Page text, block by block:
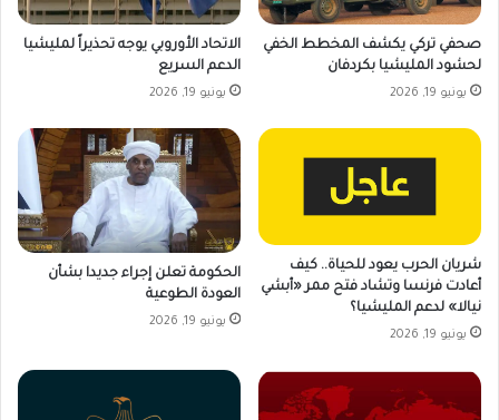
صحفي تركي يكشف المخطط الخفي
لحشود المليشيا بكردفان
يونيو 19, 2026
الاتحاد الأوروبي يوجه تحذيراً لمليشيا
الدعم السريع
يونيو 19, 2026
شريان الحرب يعود للحياة.. كيف
أعادت فرنسا وتشاد فتح ممر «أبشي
نيالا» لدعم المليشيا؟
يونيو 19, 2026
الحكومة تعلن إجراء جديدا بشأن
العودة الطوعية
يونيو 19, 2026